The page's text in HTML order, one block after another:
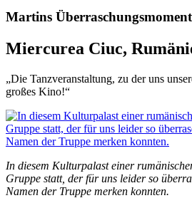
Martins
Miercurea Ciuc,
„Die Tanzveranstaltung, zu der uns
großes Kino!“
In diesem Kulturpalast einer
Gruppe statt, der für uns leider so
Namen der Truppe merken konnten.